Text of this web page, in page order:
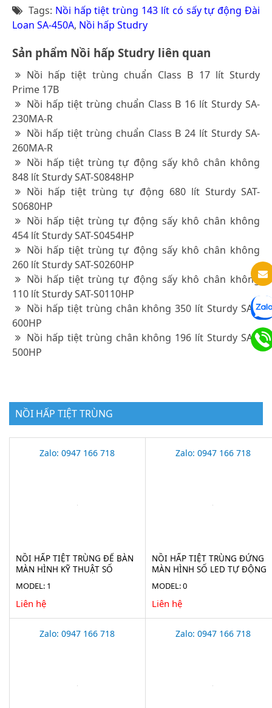
Tags: Nồi hấp tiệt trùng 143 lít có sấy tự động Đài
Loan SA-450A, Nồi hấp Studry
Sản phẩm Nồi hấp Studry liên quan
Nồi hấp tiệt trùng chuẩn Class B 17 lít Sturdy
Prime 17B
Nồi hấp tiệt trùng chuẩn Class B 16 lít Sturdy SA-
230MA-R
Nồi hấp tiệt trùng chuẩn Class B 24 lít Sturdy SA-
260MA-R
Nồi hấp tiệt trùng tự động sấy khô chân không
848 lít Sturdy SAT-S0848HP
Nồi hấp tiệt trùng tự động 680 lít Sturdy SAT-
S0680HP
Nồi hấp tiệt trùng tự động sấy khô chân không
454 lít Sturdy SAT-S0454HP
Nồi hấp tiệt trùng tự động sấy khô chân không
260 lít Sturdy SAT-S0260HP
Nồi hấp tiệt trùng tự động sấy khô chân không
110 lít Sturdy SAT-S0110HP
Nồi hấp tiệt trùng chân không 350 lít Sturdy SAT-
600HP
Nồi hấp tiệt trùng chân không 196 lít Sturdy SAT-
500HP
NỒI HẤP TIỆT TRÙNG
Zalo: 0947 166 718
NỒI HẤP TIỆT TRÙNG ĐỂ BÀN
MÀN HÌNH KỸ THUẬT SỐ
MODEL: 1
Liên hệ
Zalo: 0947 166 718
NỒI HẤP TIỆT TRÙNG ĐỨNG
MÀN HÌNH SỐ LED TỰ ĐỘNG
MODEL: 0
Liên hệ
Zalo: 0947 166 718 Zalo: 0947 166 718